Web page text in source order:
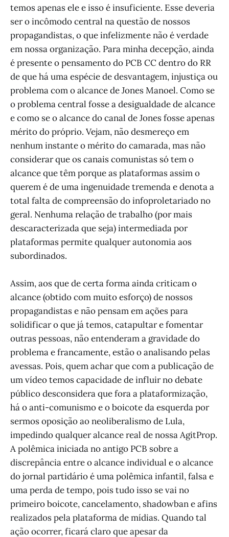
temos apenas ele e isso é insuficiente. Esse deveria
ser o incômodo central na questão de nossos
propagandistas, o que infelizmente não é verdade
em nossa organização. Para minha decepção, ainda
é presente o pensamento do PCB CC dentro do RR
de que há uma espécie de desvantagem, injustiça ou
problema com o alcance de Jones Manoel. Como se
o problema central fosse a desigualdade de alcance
e como se o alcance do canal de Jones fosse apenas
mérito do próprio. Vejam, não desmereço em
nenhum instante o mérito do camarada, mas não
considerar que os canais comunistas só tem o
alcance que têm porque as plataformas assim o
querem é de uma ingenuidade tremenda e denota a
total falta de compreensão do infoproletariado no
geral. Nenhuma relação de trabalho (por mais
descaracterizada que seja) intermediada por
plataformas permite qualquer autonomia aos
subordinados.
Assim, aos que de certa forma ainda criticam o
alcance (obtido com muito esforço) de nossos
propagandistas e não pensam em ações para
solidificar o que já temos, catapultar e fomentar
outras pessoas, não entenderam a gravidade do
problema e francamente, estão o analisando pelas
avessas. Pois, quem achar que com a publicação de
um vídeo temos capacidade de influir no debate
público desconsidera que fora a plataformização,
há o anti-comunismo e o boicote da esquerda por
sermos oposição ao neoliberalismo de Lula,
impedindo qualquer alcance real de nossa AgitProp.
A polêmica iniciada no antigo PCB sobre a
discrepância entre o alcance individual e o alcance
do jornal partidário é uma polêmica infantil, falsa e
uma perda de tempo, pois tudo isso se vai no
primeiro boicote, cancelamento, shadowban e afins
realizados pela plataforma de mídias. Quando tal
ação ocorrer, ficará claro que apesar da